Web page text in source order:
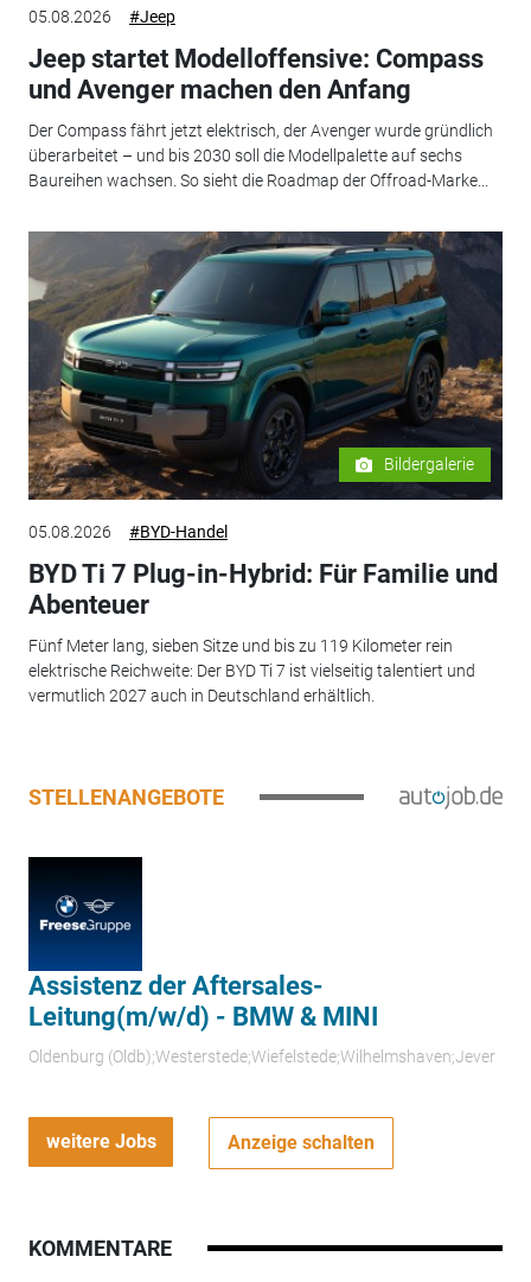
05.08.2026 #Jeep
Jeep startet Modelloffensive: Compass
und Avenger machen den Anfang
Der Compass fährt jetzt elektrisch, der Avenger wurde gründlich
überarbeitet – und bis 2030 soll die Modellpalette auf sechs
Baureihen wachsen. So sieht die Roadmap der Offroad-Marke...
Bildergalerie
05.08.2026 #BYD-Handel
BYD Ti 7 Plug-in-Hybrid: Für Familie und
Abenteuer
Fünf Meter lang, sieben Sitze und bis zu 119 Kilometer rein
elektrische Reichweite: Der BYD Ti 7 ist vielseitig talentiert und
vermutlich 2027 auch in Deutschland erhältlich.
STELLENANGEBOTE
Assistenz der Aftersales-
Leitung(m/w/d) - BMW & MINI
Oldenburg (Oldb);Westerstede;Wiefelstede;Wilhelmshaven;Jever
weitere Jobs Anzeige schalten
KOMMENTARE